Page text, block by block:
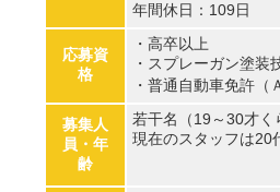
年間休日：109日
応募資
格
・高卒以上
・スプレーガン塗装
・普通自動車免許（
募集人
員・年
齢
若干名（19～30才く
現在のスタッフは20